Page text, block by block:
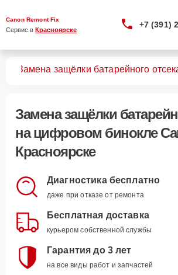
Canon Remont Fix
Сервис в Красноярске
+7 (391)
Замена защёлки батарейного
Замена защёлки
на цифровом бинокле
Красноярске
Диагностика бесплатно
даже при отказе от ремонта
Бесплатная доставка
курьером собственной службы
Гарантия до 3 лет
на все виды работ и запчастей